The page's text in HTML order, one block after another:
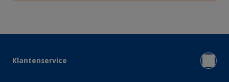
Klantenservice